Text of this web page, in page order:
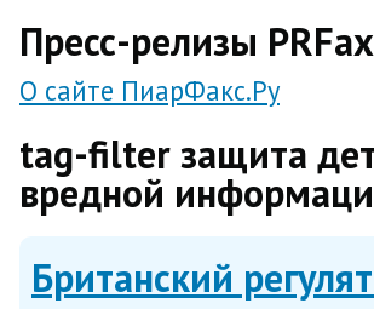
Пресс-релизы PRFax
О сайте ПиарФакс.Ру
tag-filter защита
вредной
Британский